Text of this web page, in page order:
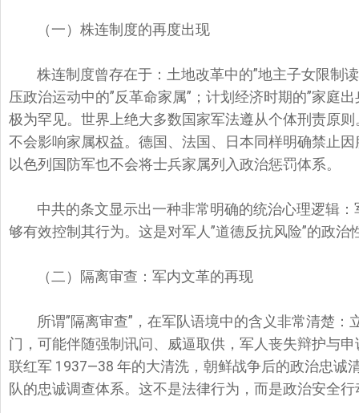
（一）株连制度的再度出现
株连制度曾存在于：土地改革中的”地主子女限制
压政治运动中的”反革命家属”；计划经济时期的”家庭
极为罕见。世界上绝大多数国家军法遵从个体刑责原
不会影响家属权益。德国、法国、日本同样明确禁止
以色列国防军也不会将士兵家属列入政治惩罚体系。
中共的条文显示出一种非常明确的统治心理逻辑
够有效控制其行为。这是对军人”道德反抗风险”的政治
（二）隔离审查：军内文革的再现
所谓”隔离审查”，在军队语境中的含义非常清楚
门，可能伴随强制讯问、威逼取供，军人丧失辩护与
联红军 1937—38 年的大清洗，朝鲜战争后的政治忠诚
队的忠诚调查体系。这不是法律行为，而是政治安全行